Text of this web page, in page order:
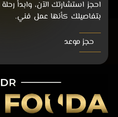
احجز استشارتك الآن، وابدأ
بتفاصيلك كأنها عمل فني.
حجز موعد